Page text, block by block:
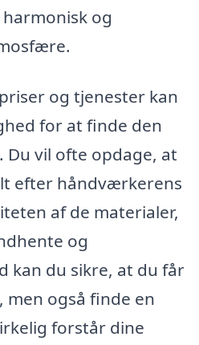
og
og tjenester kan
for at finde den
Du vil ofte opdage, at
efter håndværkerens
af de materialer,
og
kan du sikre, at du får
også finde en
forstår dine